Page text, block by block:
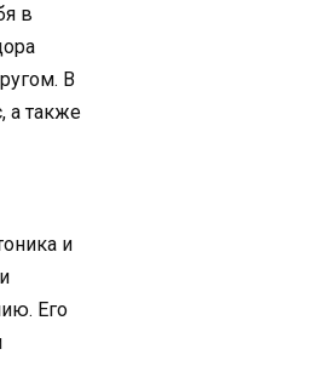
в
В
а также
и
Его